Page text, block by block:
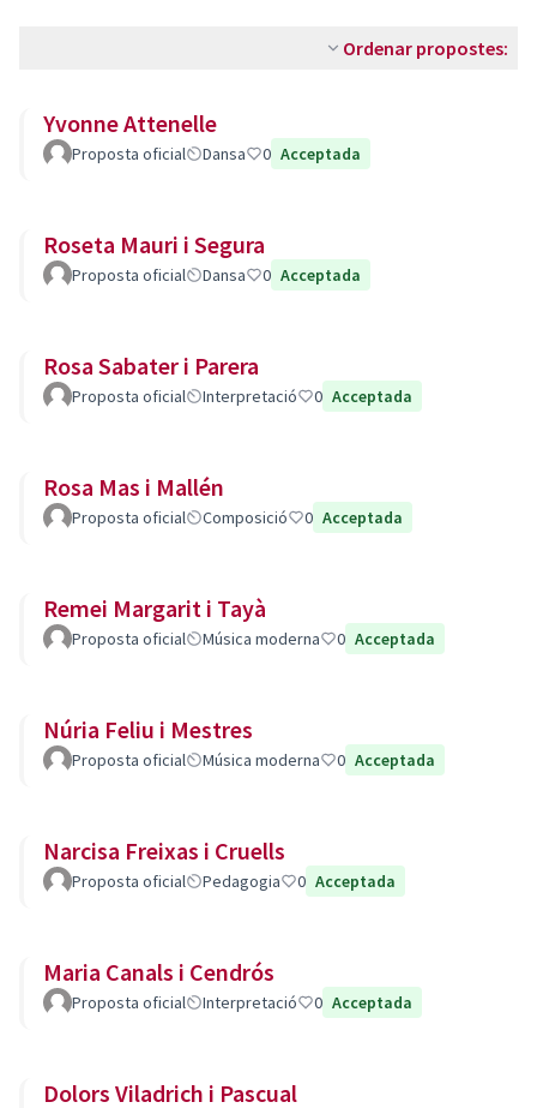
Ordenar propostes:
Yvonne Attenelle
Proposta oficial Dansa 0 Acceptada
Roseta Mauri i Segura
Proposta oficial Dansa 0 Acceptada
Rosa Sabater i Parera
Proposta oficial Interpretació 0 Acceptada
Rosa Mas i Mallén
Proposta oficial Composició 0 Acceptada
Remei Margarit i Tayà
Proposta oficial Música moderna 0 Acceptada
Núria Feliu i Mestres
Proposta oficial Música moderna 0 Acceptada
Narcisa Freixas i Cruells
Proposta oficial Pedagogia 0 Acceptada
Maria Canals i Cendrós
Proposta oficial Interpretació 0 Acceptada
Dolors Viladrich i Pascual